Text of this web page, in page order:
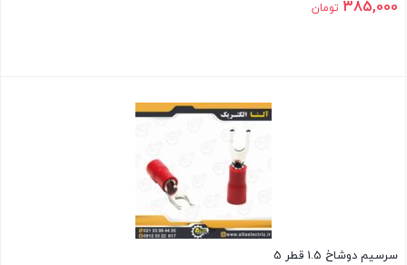
385,000 تومان
سرسیم دوشاخ 1.5 قطر 5